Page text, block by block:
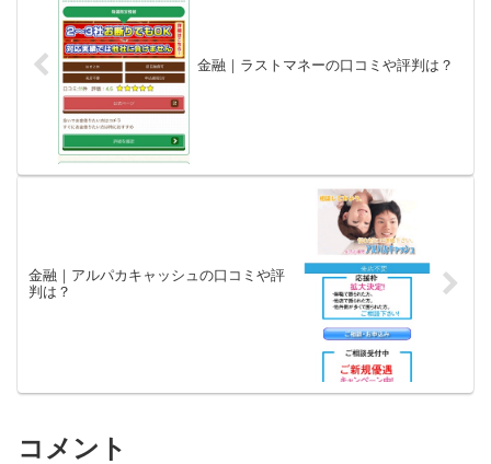
金融｜ラストマネーの口コミや評判は？
金融｜アルパカキャッシュの口コミや評
判は？
コメント